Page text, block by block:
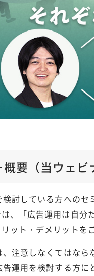
要（当ウェビ
討している方へのセ
、「広告運用は自分
ット・デメリットを
注意しなくてはなら
告運用を検討する方